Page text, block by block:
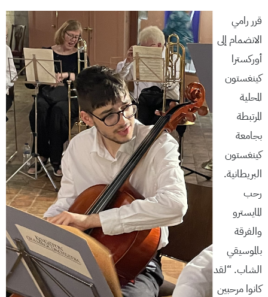
قرر رامي
الانضمام إلى
أوركسترا
كينغستون
المحلية
المرتبطة
بجامعة
كينغستون
البريطانية.
رحب
المايسترو
والفرقة
بالموسيقي
الشاب. “لقد
كانوا مرحبين